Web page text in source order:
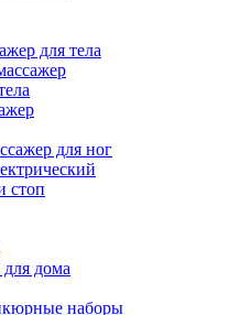
для тела
для ног
стоп
дома
наборы